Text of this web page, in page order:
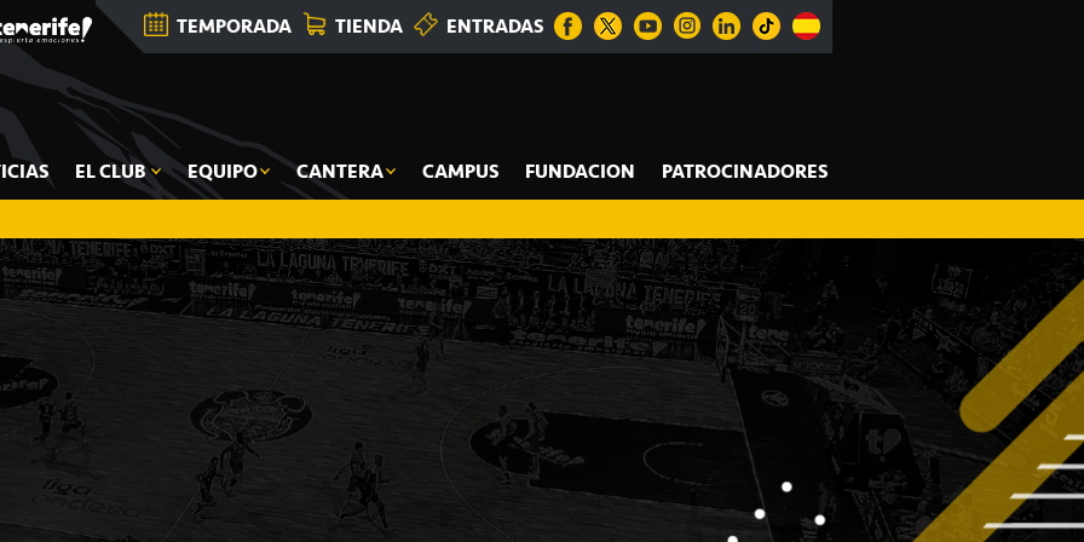
TEMPORADA TIENDA ENTRADAS
EL CLUB EQUIPO CANTERA CAMPUS FUNDACION PATROCINADORES